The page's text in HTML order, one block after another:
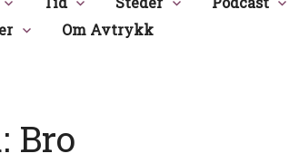
Om Avtrykk
Bro